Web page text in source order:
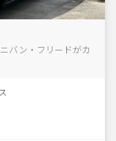
バン・フリードがカ